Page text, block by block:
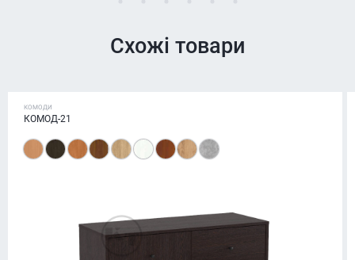
Схожі товари
КОМОДИ
КОМОД-21